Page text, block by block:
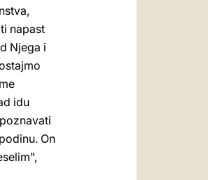
napast
Njega i
idu
On